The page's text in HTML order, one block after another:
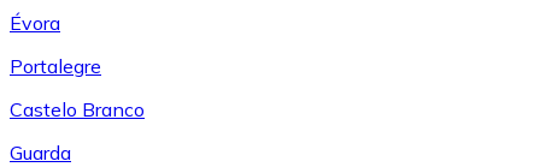
Évora
Portalegre
Castelo Branco
Guarda